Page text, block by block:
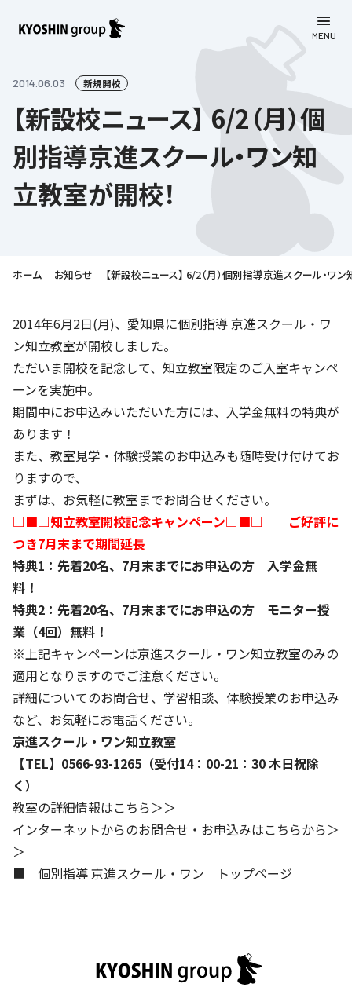
MENU
会社案内
会社案内
企業理念
Company’s Profile
沿革
社歌
本社所在地
京進グループが目指す姿
子会社および関係会社
フランチャイズ事業
ソーシャルメディア公式アカウント
事業一覧
学習塾
学習塾について
ライフキャリア
育児・暮らし
京進グループの事業所
京進グループについて
お客さま満足度向上の取り組み
人材育成の取り組み
CSRレポート
社会貢献活動
ミャンマーへの支援活動
清華・京進発展フォーラム
立木奨学金
価値創造の取り組み
DX（デジタル変革）
DXビジョン・DX戦略
Kyoshin Digital Academy
卓越した安全・安心を目指して
基本方針
安全と安心への取り組み
安全・安心にお通いいただくために
活動報告
お客様相談センター
株主・投資家向け情報
株主・株式関連情報
株主・投資家の皆さまへ
ビジョン／経営方針
連結業績・財務
IRライブラリー
IRカレンダー
ディスクロージャーポリシー
よくあるご質問
免責事項
IRお問合せ
採用情報
採用情報
京進リクルートInstagram
新卒採用情報
新卒採用デジタルパンフレット
中途採用
講師（アルバイト）募集
保育事業 採用
日本語教育事業 採用
介護事業 採用
お問い合わせ
利用規約
個人情報保護方針
特別警報発令時の授業について
Copyright © KYOSHIN Co., Ltd. All rights reserved.
2014.06.03 新規開校
【新設校ニュース】 6/2（月）個
別指導京進スクール・ワン知
立教室が開校！
ホーム お知らせ 【新設校ニュース】 6/2（月）個別指導京進スクール・ワ
2014年6月2日(月)、愛知県に個別指導 京進スクール・ワ
ン知立教室が開校しました。
ただいま開校を記念して、知立教室限定のご入室キャンペ
ーンを実施中。
期間中にお申込みいただいた方には、入学金無料の特典が
あります！
また、教室見学・体験授業のお申込みも随時受け付けてお
りますので、
まずは、お気軽に教室までお問合せください。
□■□知立教室開校記念キャンペーン□■□ ご好評に
つき7月末まで期間延長
特典1：先着20名、7月末までにお申込の方 入学金無
料！
特典2：先着20名、7月末までにお申込の方 モニター授
業（4回）無料！
※上記キャンペーンは京進スクール・ワン知立教室のみの
適用となりますのでご注意ください。
詳細についてのお問合せ、学習相談、体験授業のお申込み
など、お気軽にお電話ください。
京進スクール・ワン知立教室
【TEL】0566-93-1265（受付14：00-21：30 木日祝除
く）
教室の詳細情報はこちら＞＞
インターネットからのお問合せ・お申込みはこちらから＞
＞
■ 個別指導 京進スクール・ワン トップページ